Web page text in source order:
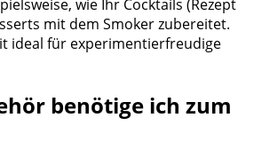
wie Ihr Cocktails (Rezept
mit dem Smoker zubereitet.
ideal für experimentierfreudige
benötige ich zum